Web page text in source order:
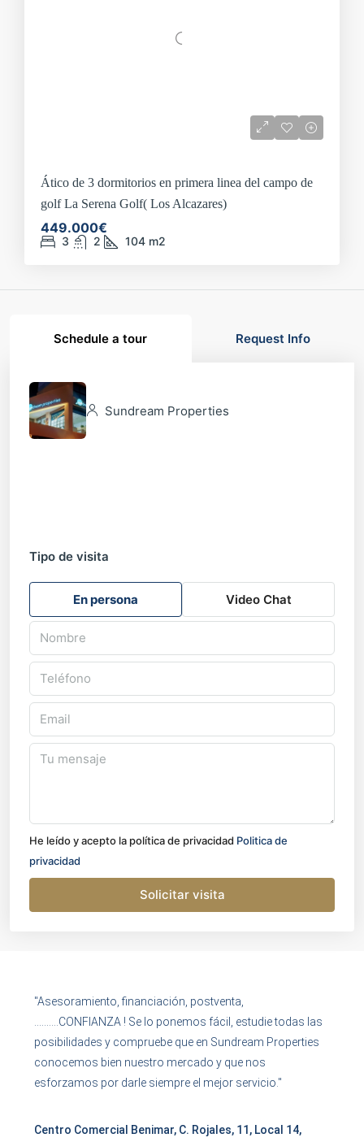
Ático de 3 dormitorios en primera linea del campo de
golf La Serena Golf( Los Alcazares)
449.000€
3 2 104 m2
Schedule a tour Request Info
Sundream Properties
Tipo de visita
En persona Video Chat
He leído y acepto la política de privacidad Politica de
privacidad
Solicitar visita
"Asesoramiento, financiación, postventa,
……….CONFIANZA ! Se lo ponemos fácil, estudie todas las
posibilidades y compruebe que en Sundream Properties
conocemos bien nuestro mercado y que nos
esforzamos por darle siempre el mejor servicio."
Centro Comercial Benimar, C. Rojales, 11, Local 14,